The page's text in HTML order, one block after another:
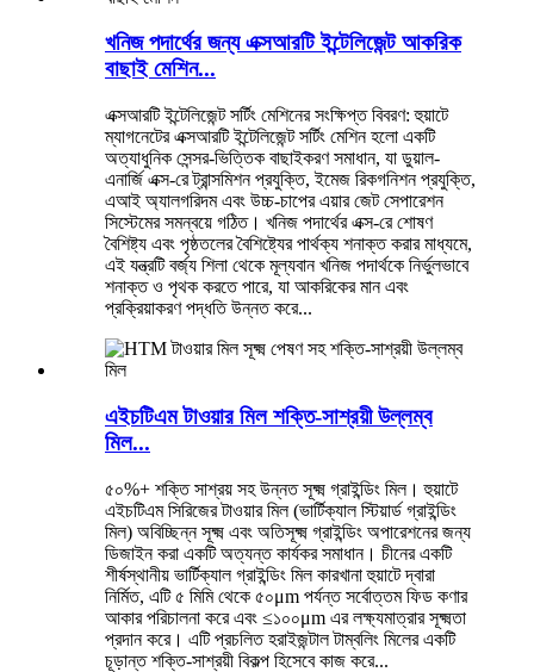
খনিজ পদার্থের জন্য এক্সআরটি ইন্টেলিজেন্ট আকরিক
বাছাই মেশিন...
এক্সআরটি ইন্টেলিজেন্ট সর্টিং মেশিনের সংক্ষিপ্ত বিবরণ: হুয়াটে
ম্যাগনেটের এক্সআরটি ইন্টেলিজেন্ট সর্টিং মেশিন হলো একটি
অত্যাধুনিক সেন্সর-ভিত্তিক বাছাইকরণ সমাধান, যা ডুয়াল-
এনার্জি এক্স-রে ট্রান্সমিশন প্রযুক্তি, ইমেজ রিকগনিশন প্রযুক্তি,
এআই অ্যালগরিদম এবং উচ্চ-চাপের এয়ার জেট সেপারেশন
সিস্টেমের সমন্বয়ে গঠিত। খনিজ পদার্থের এক্স-রে শোষণ
বৈশিষ্ট্য এবং পৃষ্ঠতলের বৈশিষ্ট্যের পার্থক্য শনাক্ত করার মাধ্যমে,
এই যন্ত্রটি বর্জ্য শিলা থেকে মূল্যবান খনিজ পদার্থকে নির্ভুলভাবে
শনাক্ত ও পৃথক করতে পারে, যা আকরিকের মান এবং
প্রক্রিয়াকরণ পদ্ধতি উন্নত করে...
এইচটিএম টাওয়ার মিল শক্তি-সাশ্রয়ী উল্লম্ব
মিল...
৫০%+ শক্তি সাশ্রয় সহ উন্নত সূক্ষ্ম গ্রাইন্ডিং মিল। হুয়াটে
এইচটিএম সিরিজের টাওয়ার মিল (ভার্টিক্যাল স্টিয়ার্ড গ্রাইন্ডিং
মিল) অবিচ্ছিন্ন সূক্ষ্ম এবং অতিসূক্ষ্ম গ্রাইন্ডিং অপারেশনের জন্য
ডিজাইন করা একটি অত্যন্ত কার্যকর সমাধান। চীনের একটি
শীর্ষস্থানীয় ভার্টিক্যাল গ্রাইন্ডিং মিল কারখানা হুয়াটে দ্বারা
নির্মিত, এটি ৫ মিমি থেকে ৫০μm পর্যন্ত সর্বোত্তম ফিড কণার
আকার পরিচালনা করে এবং ≤১০০μm এর লক্ষ্যমাত্রার সূক্ষ্মতা
প্রদান করে। এটি প্রচলিত হরাইজন্টাল টাম্বলিং মিলের একটি
চূড়ান্ত শক্তি-সাশ্রয়ী বিকল্প হিসেবে কাজ করে...